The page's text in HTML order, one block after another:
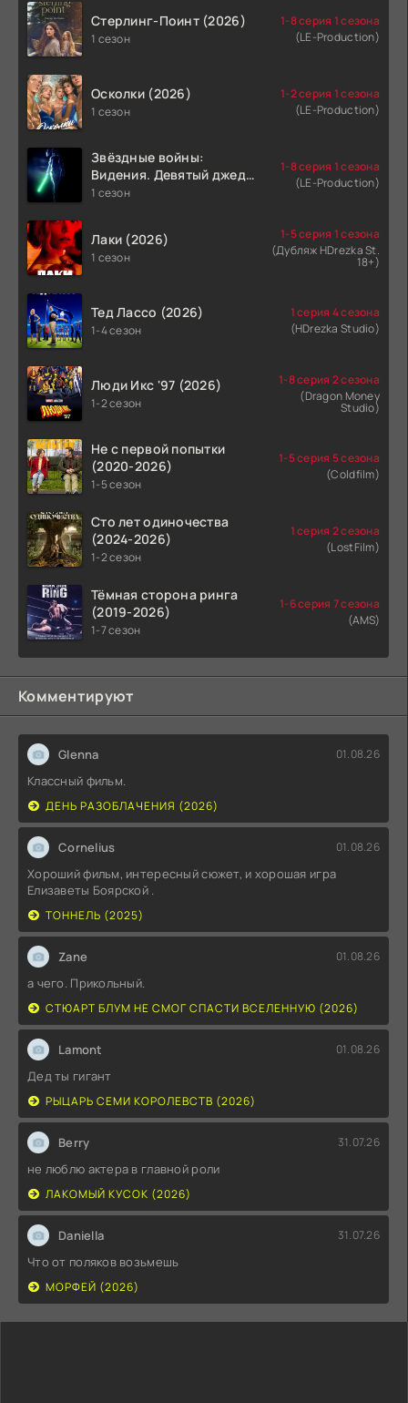
Стерлинг-Поинт (2026)
1 сезон
1-8 серия 1 сезона
(LE-Production)
Осколки (2026)
1 сезон
1-2 серия 1 сезона
(LE-Production)
Звёздные войны:
Видения. Девятый джедай
(2026)
1 сезон
1-8 серия 1 сезона
(LE-Production)
Лаки (2026)
1 сезон
1-5 серия 1 сезона
(Дубляж HDrezka St.
18+)
Тед Лассо (2026)
1-4 сезон
1 серия 4 сезона
(HDrezka Studio)
Люди Икс '97 (2026)
1-2 сезон
1-8 серия 2 сезона
(Dragon Money
Studio)
Не с первой попытки
(2020-2026)
1-5 сезон
1-5 серия 5 сезона
(Coldfilm)
Сто лет одиночества
(2024-2026)
1-2 сезон
1 серия 2 сезона
(LostFilm)
Тёмная сторона ринга
(2019-2026)
1-7 сезон
1-6 серия 7 сезона
(AMS)
Комментируют
Glenna 01.08.26
Классный фильм.
ДЕНЬ РАЗОБЛАЧЕНИЯ (2026)
Cornelius 01.08.26
Хороший фильм, интересный сюжет, и хорошая игра
Елизаветы Боярской .
ТОННЕЛЬ (2025)
Zane 01.08.26
а чего. Прикольный.
СТЮАРТ БЛУМ НЕ СМОГ СПАСТИ ВСЕЛЕННУЮ (2026)
Lamont 01.08.26
Дед ты гигант
РЫЦАРЬ СЕМИ КОРОЛЕВСТВ (2026)
Berry 31.07.26
не люблю актера в главной роли
ЛАКОМЫЙ КУСОК (2026)
Daniella 31.07.26
Что от поляков возьмешь
МОРФЕЙ (2026)